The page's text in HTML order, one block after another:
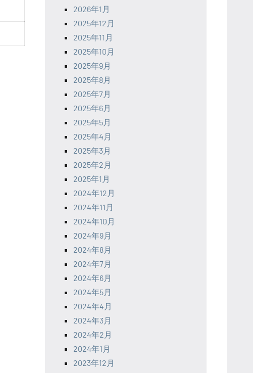
2026年1月
2025年12月
2025年11月
2025年10月
2025年9月
2025年8月
2025年7月
2025年6月
2025年5月
2025年4月
2025年3月
2025年2月
2025年1月
2024年12月
2024年11月
2024年10月
2024年9月
2024年8月
2024年7月
2024年6月
2024年5月
2024年4月
2024年3月
2024年2月
2024年1月
2023年12月